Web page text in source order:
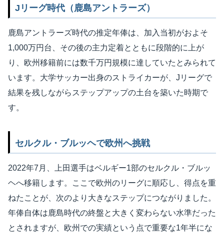
Jリーグ時代（鹿島アントラーズ）
鹿島アントラーズ時代の推定年俸は、加入当初がおよそ
1,000万円台、その後の主力定着とともに段階的に上が
り、欧州移籍前には数千万円規模に達していたとみられて
います。大学サッカー出身のストライカーが、Jリーグで
結果を残しながらステップアップの土台を築いた時期で
す。
セルクル・ブルッヘで欧州へ挑戦
2022年7月、上田選手はベルギー1部のセルクル・ブルッ
ヘへ移籍します。ここで欧州のリーグに順応し、得点を重
ねたことが、次のより大きなステップにつながりました。
年俸自体は鹿島時代の終盤と大きく変わらない水準だった
とされますが、欧州での実績という点で重要な1年半にな